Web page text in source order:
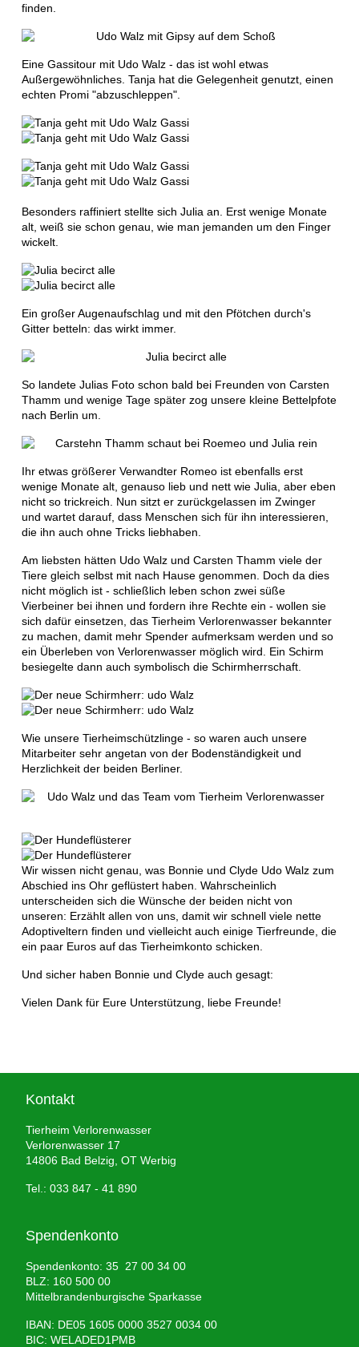
finden.
Eine Gassitour mit Udo Walz - das ist wohl etwas
Außergewöhnliches. Tanja hat die Gelegenheit genutzt, einen
echten Promi "abzuschleppen".
Besonders raffiniert stellte sich Julia an. Erst wenige Monate
alt, weiß sie schon genau, wie man jemanden um den Finger
wickelt.
Ein großer Augenaufschlag und mit den Pfötchen durch's
Gitter betteln: das wirkt immer.
So landete Julias Foto schon bald bei Freunden von Carsten
Thamm und wenige Tage später zog unsere kleine Bettelpfote
nach Berlin um.
Ihr etwas größerer Verwandter Romeo ist ebenfalls erst
wenige Monate alt, genauso lieb und nett wie Julia, aber eben
nicht so trickreich. Nun sitzt er zurückgelassen im Zwinger
und wartet darauf, dass Menschen sich für ihn interessieren,
die ihn auch ohne Tricks liebhaben.
Am liebsten hätten Udo Walz und Carsten Thamm viele der
Tiere gleich selbst mit nach Hause genommen. Doch da dies
nicht möglich ist - schließlich leben schon zwei süße
Vierbeiner bei ihnen und fordern ihre Rechte ein - wollen sie
sich dafür einsetzen, das Tierheim Verlorenwasser bekannter
zu machen, damit mehr Spender aufmerksam werden und so
ein Überleben von Verlorenwasser möglich wird. Ein Schirm
besiegelte dann auch symbolisch die Schirmherrschaft.
Wie unsere Tierheimschützlinge - so waren auch unsere
Mitarbeiter sehr angetan von der Bodenständigkeit und
Herzlichkeit der beiden Berliner.
Wir wissen nicht genau, was Bonnie und Clyde Udo Walz zum
Abschied ins Ohr geflüstert haben. Wahrscheinlich
unterscheiden sich die Wünsche der beiden nicht von
unseren: Erzählt allen von uns, damit wir schnell viele nette
Adoptiveltern finden und vielleicht auch einige Tierfreunde, die
ein paar Euros auf das Tierheimkonto schicken.
Und sicher haben Bonnie und Clyde auch gesagt:
Vielen Dank für Eure Unterstützung, liebe Freunde!
Kontakt
Tierheim Verlorenwasser
Verlorenwasser 17
14806 Bad Belzig, OT Werbig
Tel.: 033 847 - 41 890
Spendenkonto
Spendenkonto: 35 27 00 34 00
BLZ: 160 500 00
Mittelbrandenburgische Sparkasse
IBAN: DE05 1605 0000 3527 0034 00
BIC: WELADED1PMB